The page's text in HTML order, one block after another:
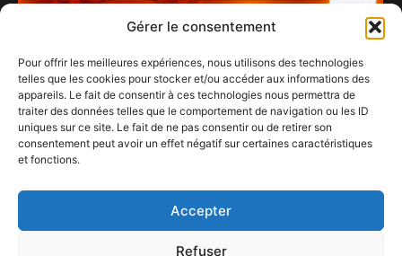
Gérer le consentement
Pour offrir les meilleures expériences, nous utilisons des technologies
telles que les cookies pour stocker et/ou accéder aux informations des
appareils. Le fait de consentir à ces technologies nous permettra de
traiter des données telles que le comportement de navigation ou les ID
uniques sur ce site. Le fait de ne pas consentir ou de retirer son
consentement peut avoir un effet négatif sur certaines caractéristiques
et fonctions.
Accepter
Refuser
30 juillet 2023